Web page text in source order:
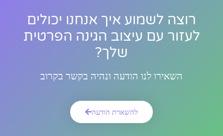
רוצה לשמוע איך אנחנו יכולים
לעזור עם עיצוב הגינה הפרטית
שלך?
השאירו לנו הודעה ונהיה בקשר בקרוב
להשארת הודעה